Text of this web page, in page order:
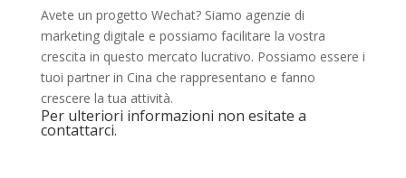
Avete un progetto Wechat? Siamo agenzie di
marketing digitale e possiamo facilitare la vostra
crescita in questo mercato lucrativo. Possiamo essere i
tuoi partner in Cina che rappresentano e fanno
crescere la tua attività.
Per ulteriori informazioni non esitate a
contattarci.